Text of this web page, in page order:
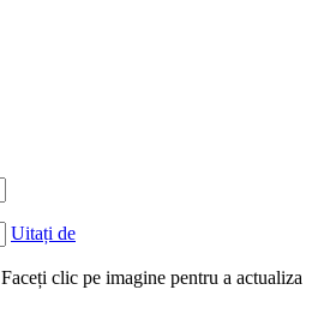
Uitați de
Faceți clic pe imagine pentru a actualiza